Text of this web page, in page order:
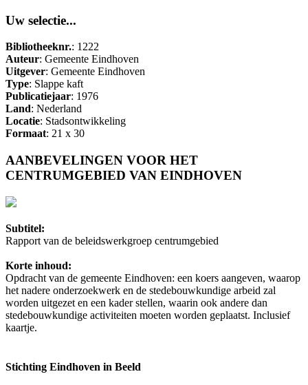
Uw selectie...
Bibliotheeknr.: 1222
Auteur: Gemeente Eindhoven
Uitgever: Gemeente Eindhoven
Type: Slappe kaft
Publicatiejaar: 1976
Land: Nederland
Locatie: Stadsontwikkeling
Formaat: 21 x 30
AANBEVELINGEN VOOR HET
CENTRUMGEBIED VAN EINDHOVEN
Subtitel:
Rapport van de beleidswerkgroep centrumgebied
Korte inhoud:
Opdracht van de gemeente Eindhoven: een koers aangeven, waarop
het nadere onderzoekwerk en de stedebouwkundige arbeid zal
worden uitgezet en een kader stellen, waarin ook andere dan
stedebouwkundige activiteiten moeten worden geplaatst. Inclusief
kaartje.
Stichting Eindhoven in Beeld